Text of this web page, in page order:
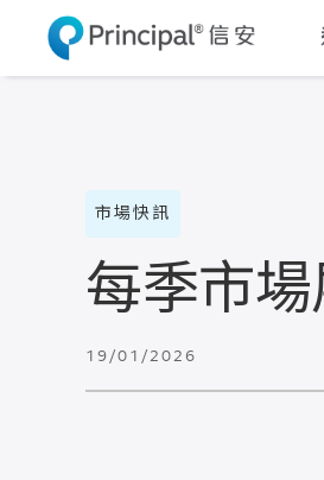
main
市場快訊
每季市
19/01/2026